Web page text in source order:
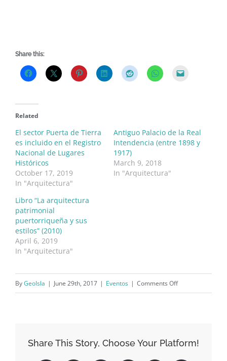
Share this:
Related
El sector Puerta de Tierra
es incluido en el Registro
Nacional de Lugares
Históricos
October 17, 2019
In "Arquitectura"
Antiguo Palacio de la Real
Intendencia (entre 1898 y
1917)
March 9, 2018
In "Arquitectura"
Libro “La arquitectura
patrimonial
puertorriqueña y sus
estilos” (2010)
April 6, 2019
In "Arquitectura"
ByGeoIsla | June 29th, 2017 | Eventos | Comments Offon
Dra.
Share This Story, Choose Your Platform!